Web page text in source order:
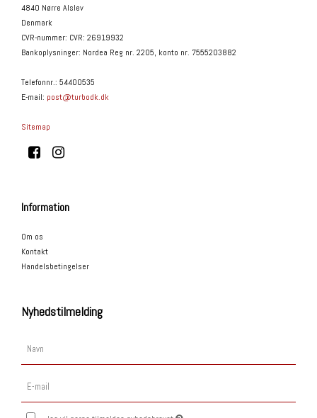
4840 Nørre Alslev
Denmark
CVR-nummer: CVR: 26919932
Bankoplysninger: Nordea Reg nr. 2205, konto nr. 7555203882
Telefonnr.: 54400535
E-mail: post@turbodk.dk
Sitemap
Information
Om os
Kontakt
Handelsbetingelser
Nyhedstilmelding